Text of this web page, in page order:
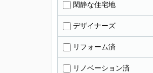
閑静な住宅地
デザイナーズ
リフォーム済
リノベーション済